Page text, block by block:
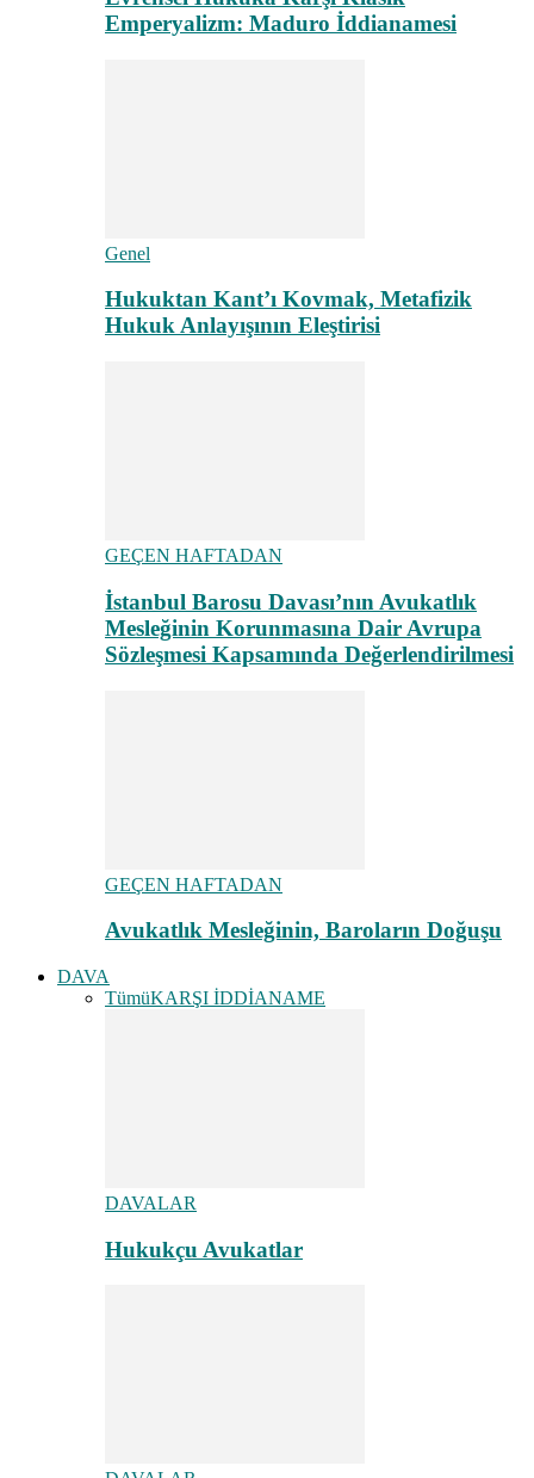
Emperyalizm: Maduro İddianamesi
Genel
Hukuktan Kant’ı Kovmak, Metafizik
Hukuk Anlayışının Eleştirisi
GEÇEN HAFTADAN
İstanbul Barosu Davası’nın Avukatlık
Mesleğinin Korunmasına Dair Avrupa
Sözleşmesi Kapsamında Değerlendirilmesi
GEÇEN HAFTADAN
Avukatlık Mesleğinin, Baroların Doğuşu
DAVA
TümüKARŞI İDDİANAME
DAVALAR
Hukukçu Avukatlar